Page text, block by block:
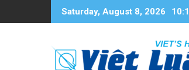
Saturday, August 8, 2026